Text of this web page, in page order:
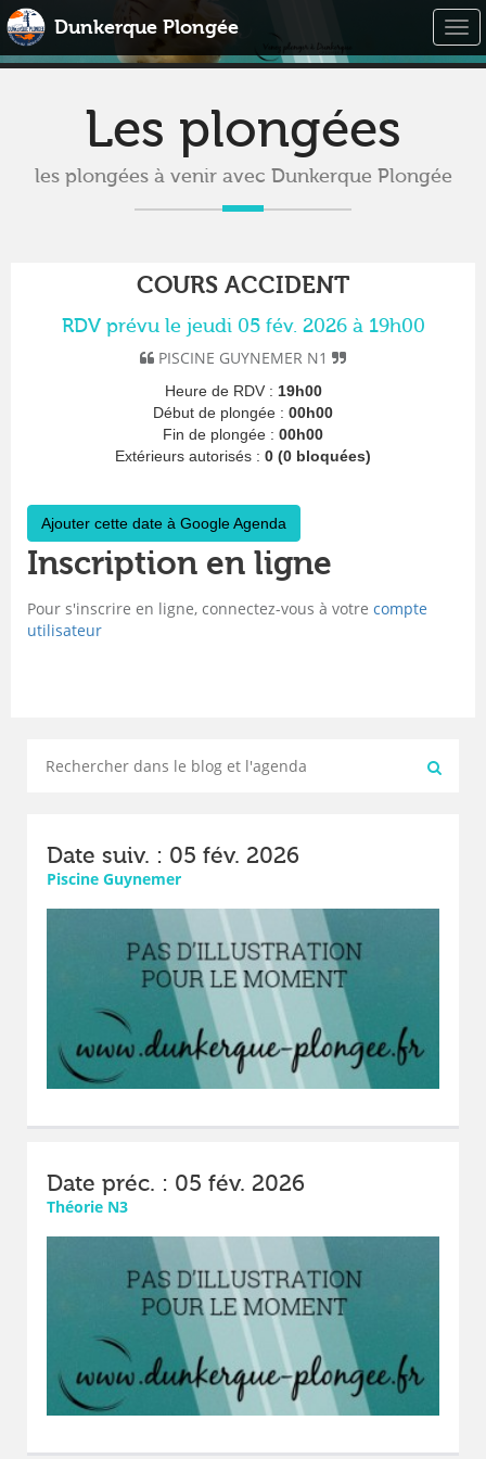
Dunkerque Plongée
Les plongées
les plongées à venir avec Dunkerque Plongée
COURS ACCIDENT
RDV prévu le jeudi 05 fév. 2026 à 19h00
PISCINE GUYNEMER N1
Heure de RDV : 19h00
Début de plongée : 00h00
Fin de plongée : 00h00
Extérieurs autorisés : 0 (0 bloquées)
Ajouter cette date à Google Agenda
Inscription en ligne
Pour s'inscrire en ligne, connectez-vous à votre compte
utilisateur
Date suiv. : 05 fév. 2026
Piscine Guynemer
Date préc. : 05 fév. 2026
Théorie N3